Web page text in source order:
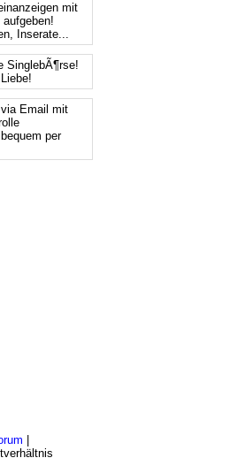
mit
Inserate...
SinglebÃ¶rse!
Email mit
per